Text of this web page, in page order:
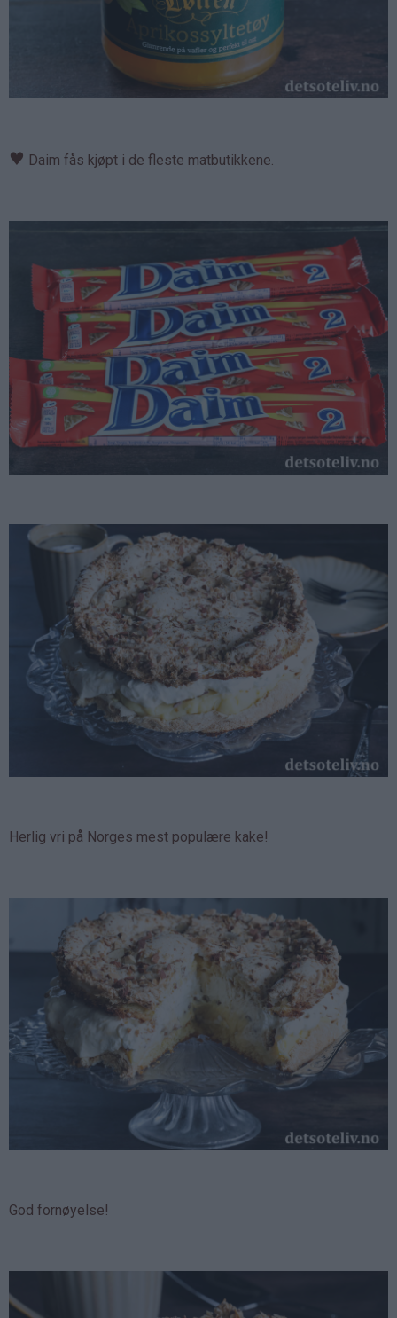
♥ Daim fås kjøpt i de fleste matbutikkene.
Herlig vri på Norges mest populære kake!
God fornøyelse!